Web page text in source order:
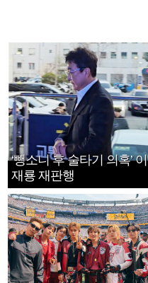
‘뺑소니 후 술타기 의혹’ 이
재룡 재판행